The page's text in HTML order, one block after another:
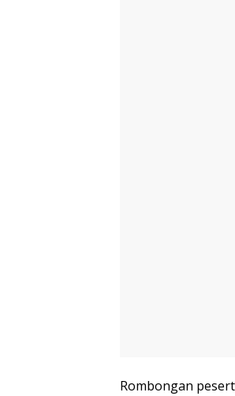
Rombongan